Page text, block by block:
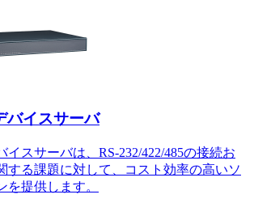
バイスサーバ
イスサーバは、RS-232/422/485の接続お
する課題に対して、コスト効率の高いソ
を提供します。